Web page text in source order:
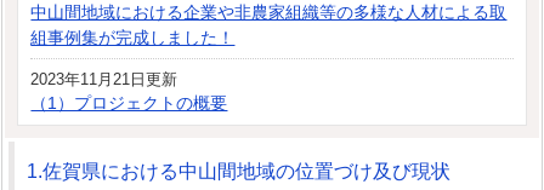
中山間地域における企業や非農家組織等の多様な人材による取
組事例集が完成しました！
2023年11月21日更新
（1）プロジェクトの概要
1.佐賀県における中山間地域の位置づけ及び現状